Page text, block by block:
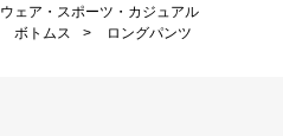
ウェア・スポーツ・カジュアル
ボトムス >
ロングパンツ